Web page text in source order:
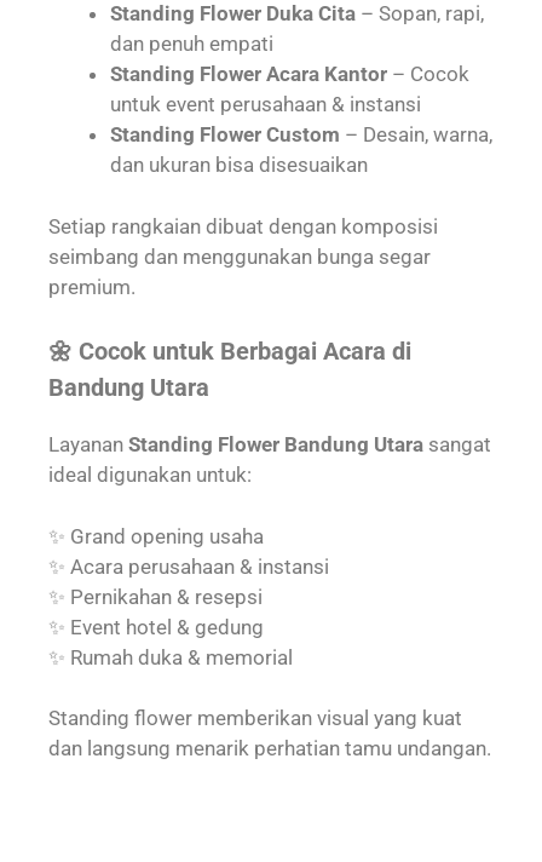
Standing Flower Duka Cita – Sopan, rapi,
dan penuh empati
Standing Flower Acara Kantor – Cocok
untuk event perusahaan & instansi
Standing Flower Custom – Desain, warna,
dan ukuran bisa disesuaikan
Setiap rangkaian dibuat dengan komposisi
seimbang dan menggunakan bunga segar
premium.
🌼 Cocok untuk Berbagai Acara di
Bandung Utara
Layanan Standing Flower Bandung Utara sangat
ideal digunakan untuk:
✨ Grand opening usaha
✨ Acara perusahaan & instansi
✨ Pernikahan & resepsi
✨ Event hotel & gedung
✨ Rumah duka & memorial
Standing flower memberikan visual yang kuat
dan langsung menarik perhatian tamu undangan.